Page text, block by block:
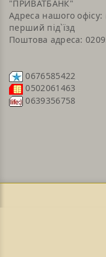
"ПРИВАТБАНК"
Адреса нашого офісу:
перший під`їзд
Поштова адреса:
0676585422
0502061463
0639356758